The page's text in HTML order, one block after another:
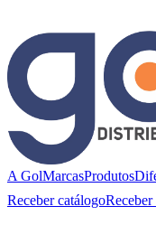
A GolMarcasProdutos
Receber catálogo